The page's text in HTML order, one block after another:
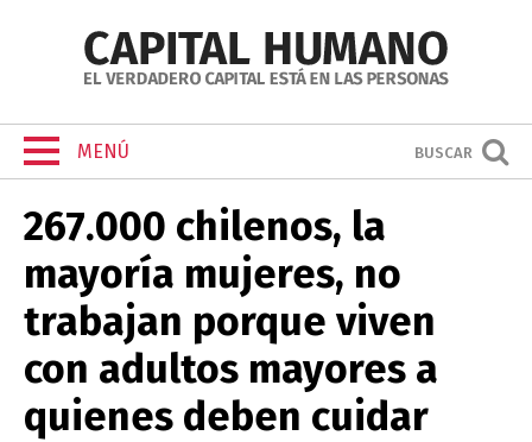
MENÚ BUSCAR
267.000 chilenos, la
mayoría mujeres, no
trabajan porque viven
con adultos mayores a
quienes deben cuidar